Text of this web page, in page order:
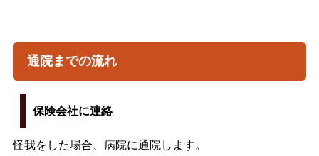
通院までの流れ
保険会社に連絡
怪我をした場合、病院に通院します。